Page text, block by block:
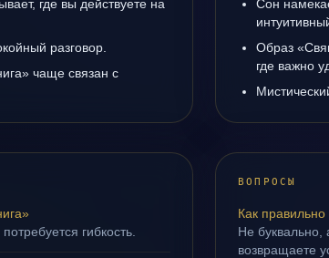
где вы действуете на
разговор.
чаще связан с
Сон
Образ
где важно
гибкость.
ВОПРОСЫ
Как правильно
Не буквально,
возвращаете